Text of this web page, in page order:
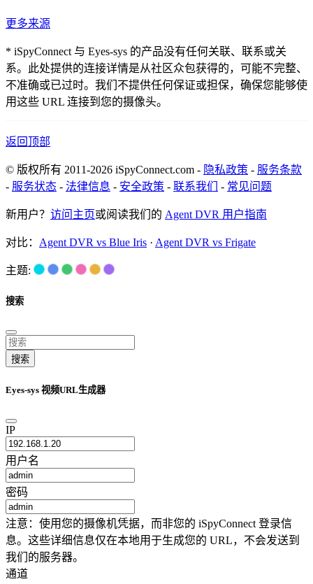
更多来源
* iSpyConnect 与 Eyes-sys 的产品没有任何关联、联系或关
系。此处提供的连接详情是从社区众包获得的，可能不完整、
不准确或已过时。我们不提供任何保证或担保，确保您能够使
用这些 URL 连接到您的摄像头。
返回顶部
© 版权所有 2011-2026 iSpyConnect.com - 隐私政策 - 服务条款
- 服务状态 - 法律信息 - 安全政策 - 联系我们 - 常见问题
新用户？ 访问主页或阅读我们的 Agent DVR 用户指南
对比： Agent DVR vs Blue Iris · Agent DVR vs Frigate
主题:
搜索
搜索
Eyes-sys 视频URL生成器
IP
用户名
密码
注意：使用您的摄像机凭据，而非您的 iSpyConnect 登录信
息。这些详细信息仅在本地用于生成您的 URL，不会发送到
我们的服务器。
通道